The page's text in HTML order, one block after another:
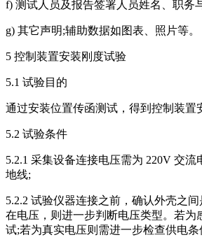
f) 测试人员及报告签署人员姓名、职务
g) 其它声明;辅助数据如图表、照片等。
5 控制装置安装刚度试验
5.1 试验目的
通过安装位置传函测试，得到控制装置
5.2 试验条件
5.2.1 采集设备连接电压需为 220V 交
地线;
5.2.2 试验仪器连接之前，确认外壳之
在电压，则进一步判断电压类型。若为
试;若为真实电压则需进一步检查供电条